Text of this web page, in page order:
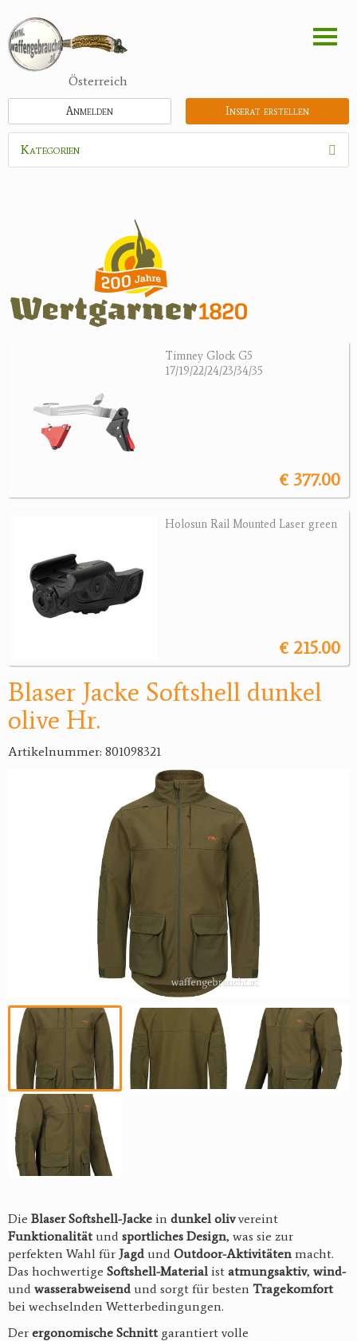
zum
Inhalt
Österreich
Inserat erstellen
Anmelden
Kategorien
Zubehör
Bücher, Videos
Timney Glock G5
17/19/22/24/23/34/35
€ 377.00
Holosun Rail Mounted Laser green
€ 215.00
Blaser Jacke Softshell dunkel
olive Hr.
Artikelnummer: 801098321
Die Blaser Softshell-Jacke in dunkel olivvereint
Funktionalität und sportliches Design, was sie zur
perfekten Wahl für Jagd und Outdoor-Aktivitäten macht.
Das hochwertige Softshell-Material ist atmungsaktiv, wind-
und wasserabweisend und sorgt für besten Tragekomfort
bei wechselnden Wetterbedingungen.
Der ergonomische Schnitt garantiert volle